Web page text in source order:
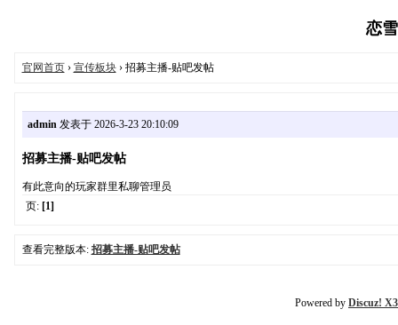
恋
官网首页› 宣传板块› 招募主播-贴吧发帖
admin发表于 2026-3-23 20:10:09
招募主播-贴吧发帖
有此意向的玩家群里私聊管理员
页: [1]
查看完整版本: 招募主播-贴吧发帖
Powered by Discuz!